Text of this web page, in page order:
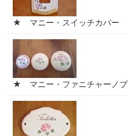
★ マニー・スイッチカバー
★ マニー・ファニチャーノブ